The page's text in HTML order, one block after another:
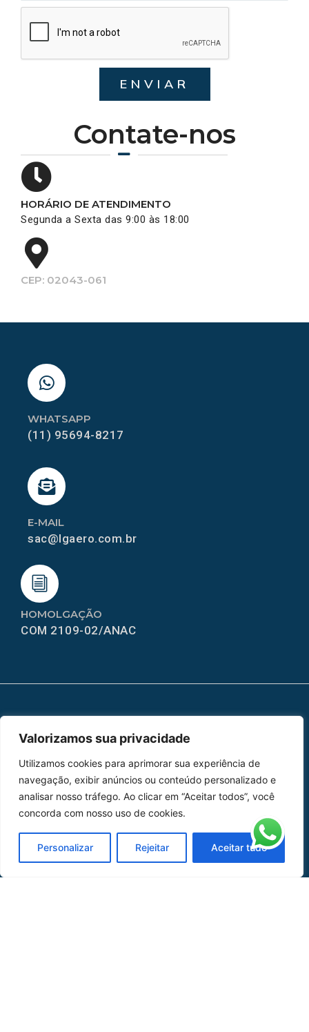
Valorizamos sua privacidade
Utilizamos cookies para aprimorar sua experiência de
navegação, exibir anúncios ou conteúdo personalizado e
analisar nosso tráfego. Ao clicar em “Aceitar todos”, você
concorda com nosso uso de cookies.
Personalizar Rejeitar Aceitar tudo
Contate-nos
HORÁRIO DE ATENDIMENTO
Segunda a Sexta das 9:00 às 18:00
CEP: 02043-061
ENVIAR
HOMOLGAÇÃO
COM 2109-02/ANAC
E-MAIL
sac@lgaero.com.br
WHATSAPP
(11) 95694-8217
Peças
Catálogo de Aplicações
Oficina de Mangueiras